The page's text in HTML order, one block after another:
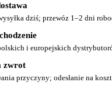
dziś; przewóz 1–2 dni
i europejskich
zwrot
przyczyny; odesłanie na